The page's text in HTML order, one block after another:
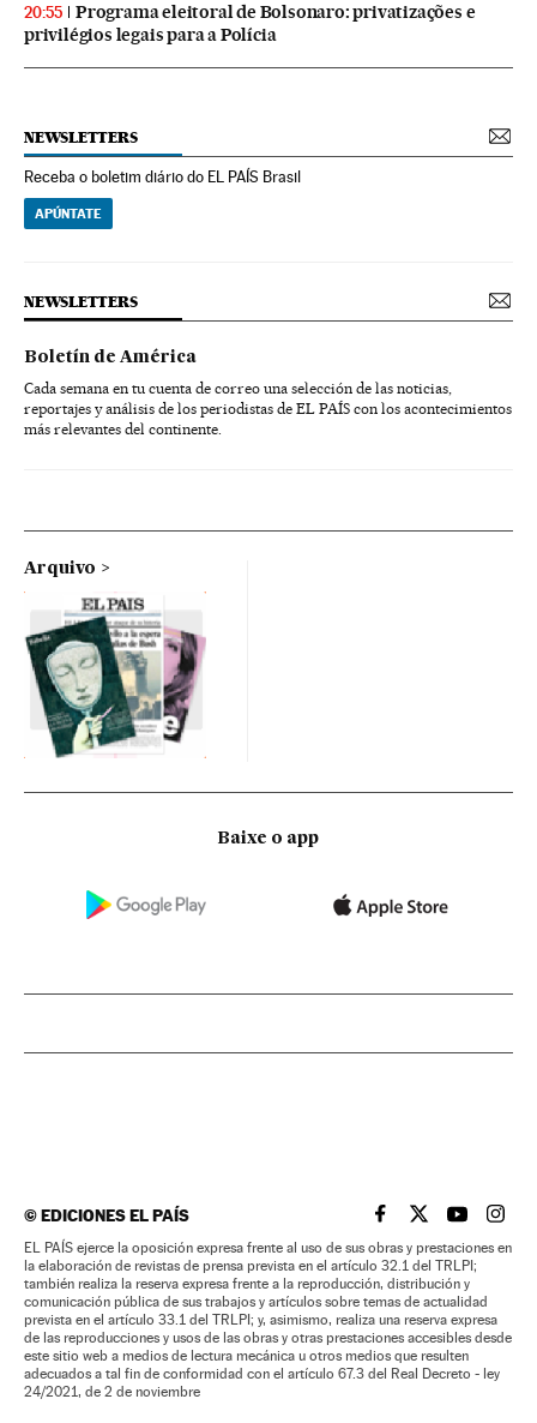
20:55
Programa eleitoral de Bolsonaro: privatizações e
privilégios legais para a Polícia
NEWSLETTERS
Receba o boletim diário do EL PAÍS Brasil
APÚNTATE
NEWSLETTERS
Boletín de América
Cada semana en tu cuenta de correo una selección de las noticias,
reportajes y análisis de los periodistas de EL PAÍS con los acontecimientos
más relevantes del continente.
Arquivo
Baixe o app
©EDICIONES EL PAÍS EL PAÍS BRASIL EN
EL PAÍSEL PAÍS
EL
EL PAÍS ejerce la oposición expresa frente al uso de sus obras y prestaciones en
la elaboración de revistas de prensa prevista en el artículo 32.1 del TRLPI;
también realiza la reserva expresa frente a la reproducción, distribución y
comunicación pública de sus trabajos y artículos sobre temas de actualidad
prevista en el artículo 33.1 del TRLPI; y, asimismo, realiza una reserva expresa
de las reproducciones y usos de las obras y otras prestaciones accesibles desde
este sitio web a medios de lectura mecánica u otros medios que resulten
adecuados a tal fin de conformidad con el artículo 67.3 del Real Decreto - ley
24/2021, de 2 de noviembre